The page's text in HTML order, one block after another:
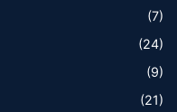
(7)
(24)
(9)
(21)